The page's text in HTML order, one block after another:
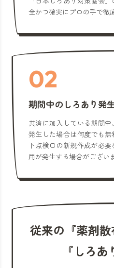
全かつ確実にプロの手で徹
02
期間中のしろあり発
共済に加入している期間
発生した場合は何度でも
下点検口の新規作成が必
用が発生する場合がござい
従来の『薬剤
『しろあ